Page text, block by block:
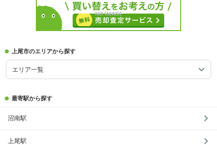
上尾市のエリアから探す
エリア一覧
最寄駅から探す
沼南駅
上尾駅